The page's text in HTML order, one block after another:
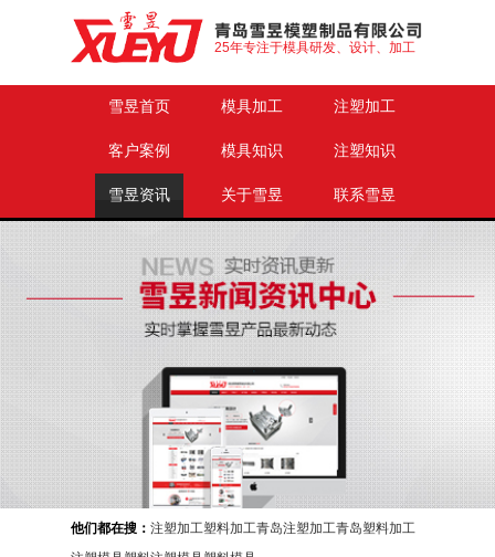
25年专注于模具研发、设计、加工
雪昱首页 模具加工 注塑加工
客户案例 模具知识 注塑知识
雪昱资讯 关于雪昱 联系雪昱
他们都在搜： 注塑加工塑料加工青岛注塑加工青岛塑料加工